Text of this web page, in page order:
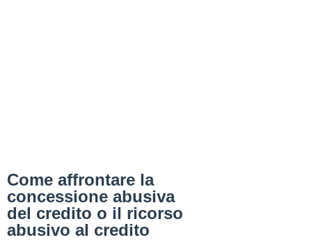
Come affrontare la
concessione abusiva
del credito o il ricorso
abusivo al credito